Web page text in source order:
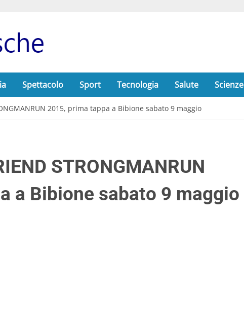
Spettacolo Sport Tecnologia Salute Scienze
2015, prima tappa a Bibione sabato 9 maggio
STRONGMANRUN
a Bibione sabato 9 maggio